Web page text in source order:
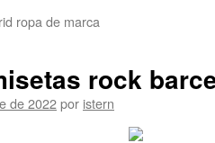
ropa de marca
rock
de 2022por istern